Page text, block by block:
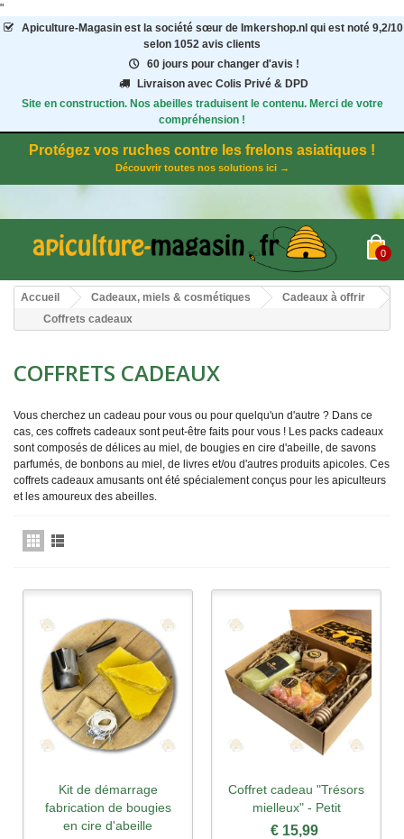
"
Apiculture-Magasinest la société sœur de Imkershop.nl qui est noté 9,2/10
selon 1052 avis clients
60 jours pour changer d'avis !
Livraison avec Colis Privé & DPD
Site en construction. Nos abeilles traduisent le contenu. Merci de votre
compréhension !
Protégez vos ruches contre les frelons asiatiques !
Découvrir toutes nos solutions ici →
0
Accueil Cadeaux, miels & cosmétiques
Cadeaux à offrir
Coffrets cadeaux
COFFRETS CADEAUX
Vous cherchez un cadeau pour vous ou pour quelqu'un d'autre ? Dans ce
cas, ces coffrets cadeaux sont peut-être faits pour vous ! Les packs cadeaux
sont composés de délices au miel, de bougies en cire d'abeille, de savons
parfumés, de bonbons au miel, de livres et/ou d'autres produits apicoles. Ces
coffrets cadeaux amusants ont été spécialement conçus pour les apiculteurs
et les amoureux des abeilles.
Kit de démarrage
fabrication de bougies
en cire d'abeille
Coffret cadeau "Trésors
mielleux" - Petit
€ 15,99